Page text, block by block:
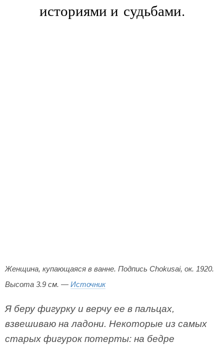
историями и судьбами.
Женщина, купающаяся в ванне. Подпись Chokusai, ок. 1920.
Высота 3.9 см. — Источник
Я беру фигурку и верчу ее в пальцах,
взвешиваю на ладони. Некоторые из самых
старых фигурок потерты: на бедре